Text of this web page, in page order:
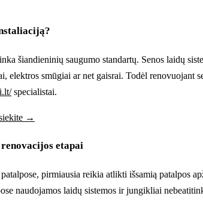
šiandieninių saugumo standartų. Senos laidų
elektros smūgiai ar net gaisrai. Todėl
specialistai.
→
etapai
pirmiausia reikia atlikti išsamią
naudojamos laidų sistemos ir jungikliai